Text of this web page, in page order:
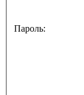
Пароль: